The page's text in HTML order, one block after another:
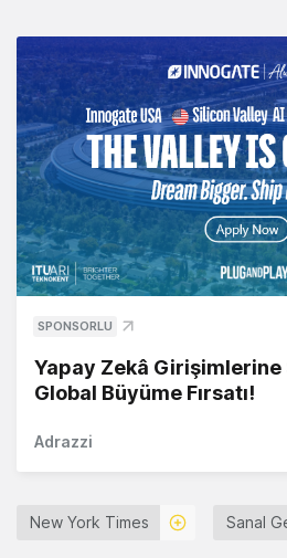
SPONSORLU
Yapay Zekâ
Global Büyüme Fırsatı!
Adrazzi
New York Times Sanal